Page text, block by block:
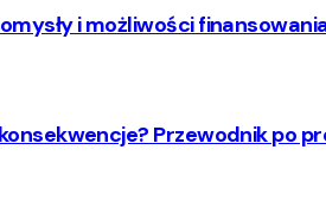
i możliwości
Przewodnik po